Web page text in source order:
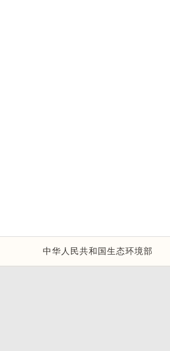
中华人民共和国生态环境部